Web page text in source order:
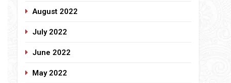
August 2022
July 2022
June 2022
May 2022